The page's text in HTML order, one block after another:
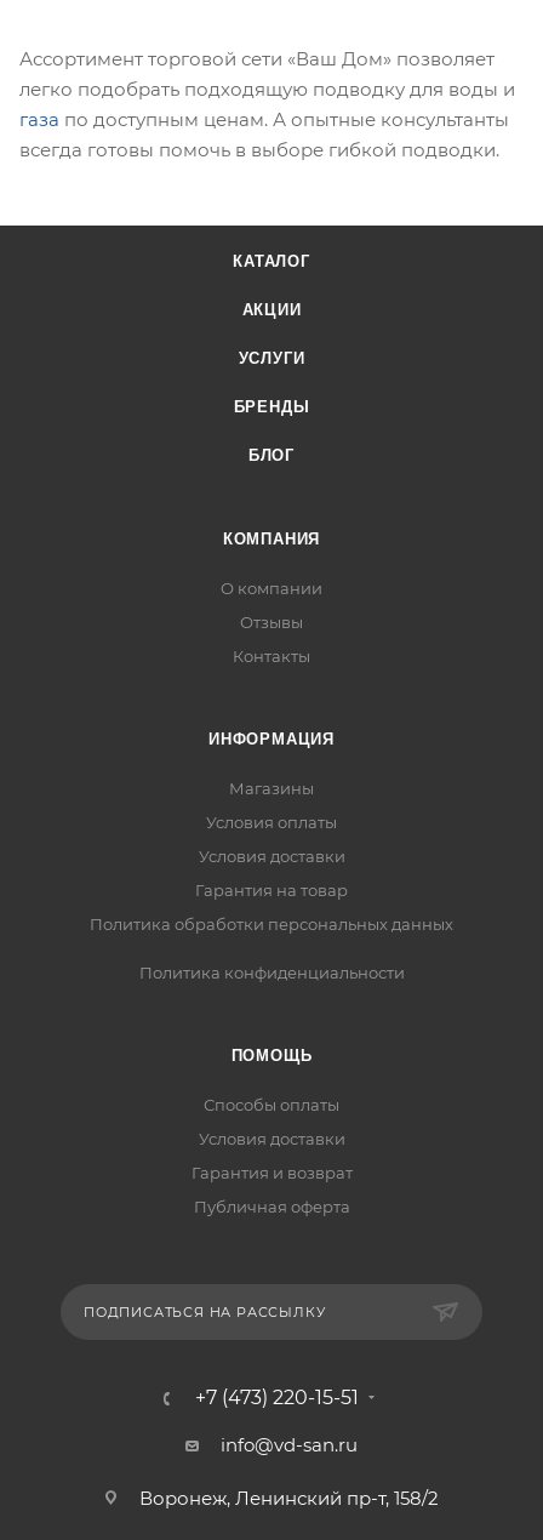
Ассортимент торговой сети «Ваш Дом» позволяет
легко подобрать подходящую подводку для воды и
газа по доступным ценам. А опытные консультанты
всегда готовы помочь в выборе гибкой подводки.
КАТАЛОГ
АКЦИИ
УСЛУГИ
БРЕНДЫ
БЛОГ
КОМПАНИЯ
О компании
Отзывы
Контакты
ИНФОРМАЦИЯ
Магазины
Условия оплаты
Условия доставки
Гарантия на товар
Политика обработки персональных данных
Политика конфиденциальности
ПОМОЩЬ
Способы оплаты
Условия доставки
Гарантия и возврат
Публичная оферта
ПОДПИСАТЬСЯ НА РАССЫЛКУ
+7 (473) 220-15-51
info@vd-san.ru
Воронеж, Ленинский пр-т, 158/2